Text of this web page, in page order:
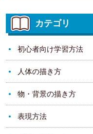
カテゴリ
初心者向け学習方法
人体の描き方
物・背景の描き方
表現方法